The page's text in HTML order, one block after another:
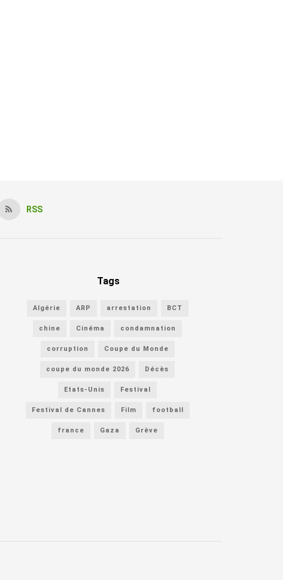
RSS
Tags
Algérie ARP arrestation BCT
chine Cinéma condamnation
corruption Coupe du Monde
coupe du monde 2026 Décès
Etats-Unis Festival
Festival de Cannes Film football
france Gaza Grève